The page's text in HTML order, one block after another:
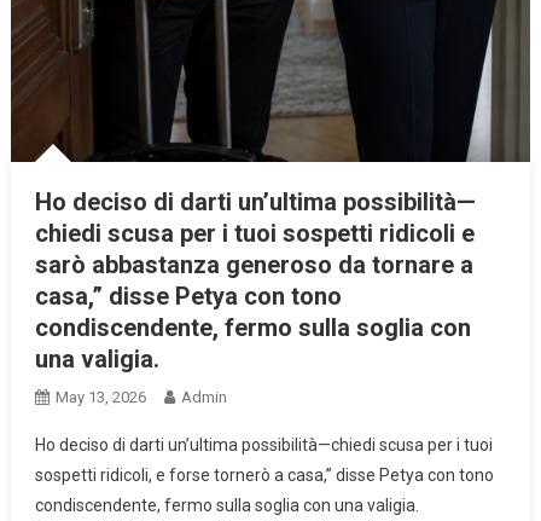
Ho deciso di darti un’ultima possibilità—
chiedi scusa per i tuoi sospetti ridicoli e
sarò abbastanza generoso da tornare a
casa,” disse Petya con tono
condiscendente, fermo sulla soglia con
una valigia.
May 13, 2026 Admin
Ho deciso di darti un’ultima possibilità—chiedi scusa per i tuoi
sospetti ridicoli, e forse tornerò a casa,” disse Petya con tono
condiscendente, fermo sulla soglia con una valigia.